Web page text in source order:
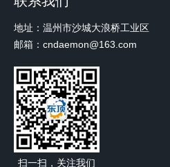
地址：温州市沙城大浪桥工业区
邮箱：cndaemon@163.com
扫一扫，关注我们